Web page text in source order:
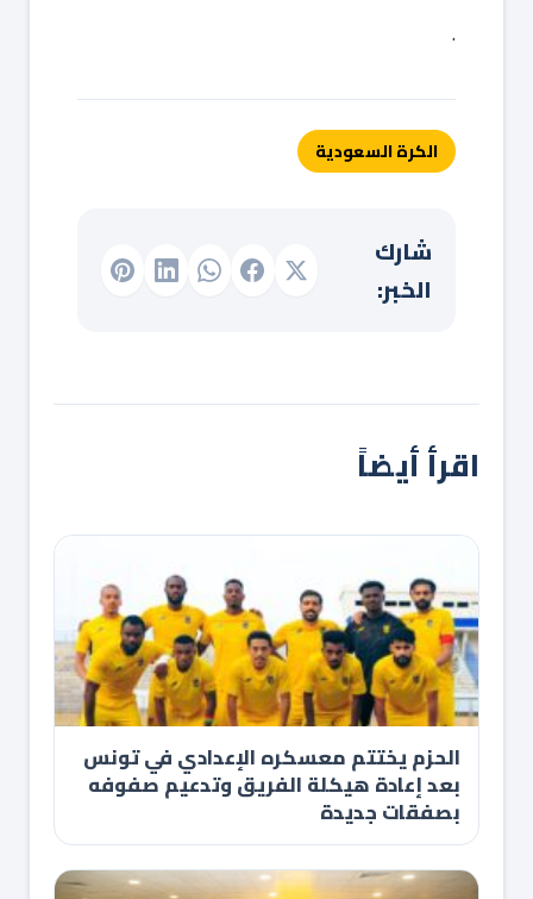
.
الكرة السعودية
شارك
الخبر:
اقرأ أيضاً
الحزم يختتم معسكره الإعدادي في تونس
بعد إعادة هيكلة الفريق وتدعيم صفوفه
بصفقات جديدة